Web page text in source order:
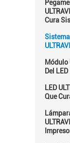
Cura
Módulo
Del LED
LED
Que